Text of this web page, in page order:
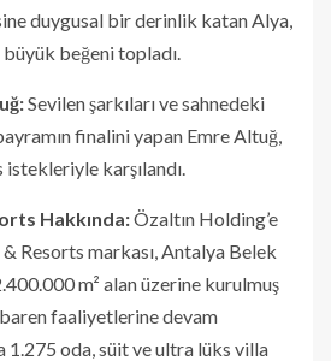
duygusal bir derinlik katan Alya,
beğeni topladı.
Sevilen şarkıları ve sahnedeki
finalini yapan Emre Altuğ,
karşılandı.
Hakkında:Özaltın Holding’e
Resorts markası, Antalya Belek
m² alan üzerine kurulmuş
faaliyetlerine devam
oda, süit ve ultra lüks villa